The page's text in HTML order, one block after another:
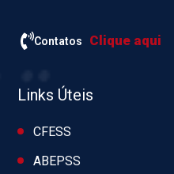
Contatos Clique aqui
Links Úteis
CFESS
ABEPSS